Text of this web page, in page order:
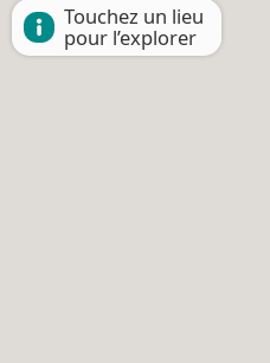
Touchez un lieu
pour l’explorer